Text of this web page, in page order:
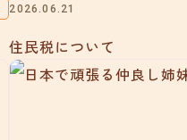
2026.06.21
住民税について